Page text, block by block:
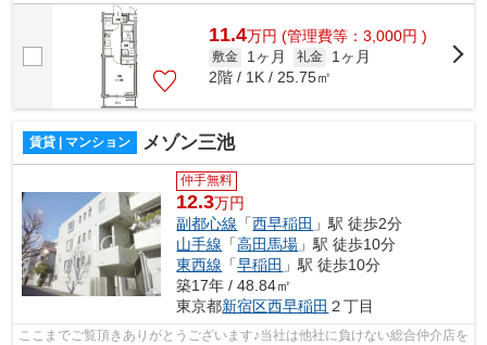
様へ提供しております！最新の情報は...
11.4万円 (管理費等：3,000円 )
敷金 1ヶ月 礼金
1ヶ月
2階 / 1K / 25.75㎡
賃貸 | マンション メゾン三池
仲手無料
12.3万円
副都心線 「西早稲田 」駅 徒歩2分
山手線 「高田馬場 」駅 徒歩10分
東西線 「早稲田 」駅 徒歩10分
築17年 / 48.84㎡
東京都新宿区西早稲田 ２丁目
ここまでご覧頂きありがとうございます♪当社は他社に負けない総合仲介店を